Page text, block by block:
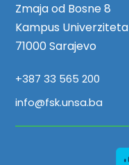
Zmaja od Bosne 8
Kampus Univerziteta
71000 Sarajevo
+387 33 565 200
info@fsk.unsa.ba